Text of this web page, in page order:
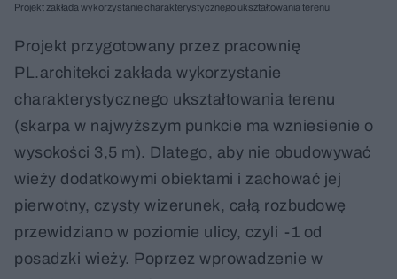
Projekt zakłada wykorzystanie charakterystycznego ukształtowania terenu
Projekt przygotowany przez pracownię
PL.architekci zakłada wykorzystanie
charakterystycznego ukształtowania terenu
(skarpa w najwyższym punkcie ma wzniesienie o
wysokości 3,5 m). Dlatego, aby nie obudowywać
wieży dodatkowymi obiektami i zachować jej
pierwotny, czysty wizerunek, całą rozbudowę
przewidziano w poziomie ulicy, czyli -1 od
posadzki wieży. Poprzez wprowadzenie w